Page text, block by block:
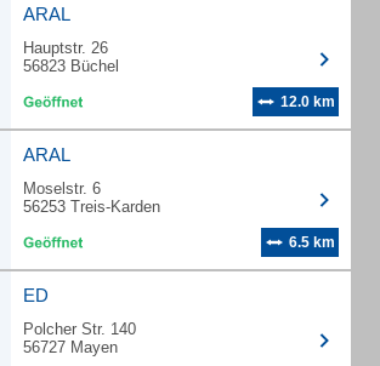
ARAL
Hauptstr. 26
56823 Büchel
12.0 km
ARAL
Moselstr. 6
56253 Treis-Karden
6.5 km
ED
Polcher Str. 140
56727 Mayen